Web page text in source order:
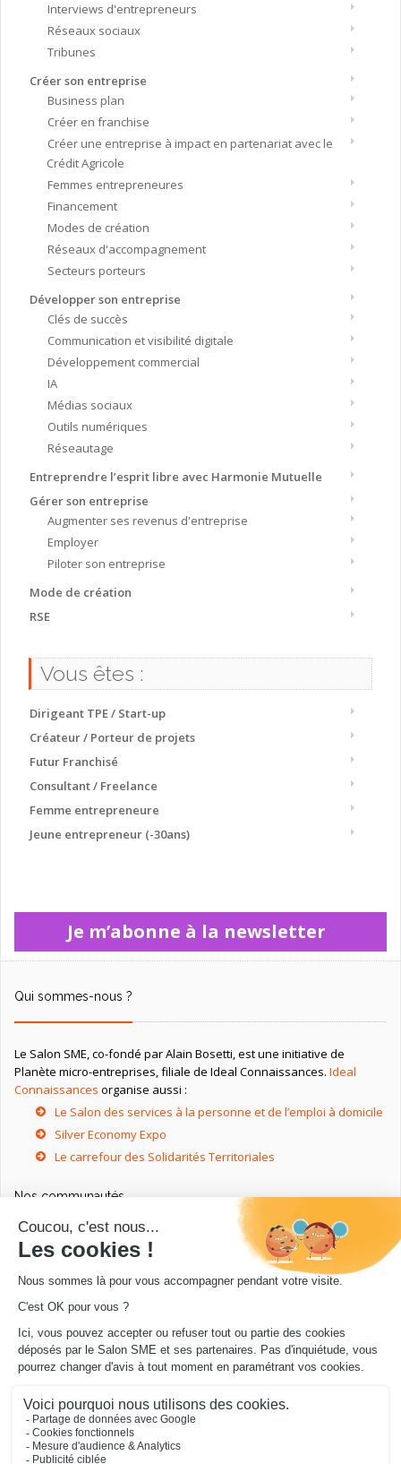
Interviews d'entrepreneurs
Réseaux sociaux
Tribunes
Créer son entreprise
Business plan
Créer en franchise
Créer une entreprise à impact en partenariat avec le
Crédit Agricole
Femmes entrepreneures
Financement
Modes de création
Réseaux d'accompagnement
Secteurs porteurs
Développer son entreprise
Clés de succès
Communication et visibilité digitale
Développement commercial
IA
Médias sociaux
Outils numériques
Réseautage
Entreprendre l’esprit libre avec Harmonie Mutuelle
Gérer son entreprise
Augmenter ses revenus d'entreprise
Employer
Piloter son entreprise
Mode de création
RSE
Vous êtes :
Dirigeant TPE / Start-up
Créateur / Porteur de projets
Futur Franchisé
Consultant / Freelance
Femme entrepreneure
Jeune entrepreneur (-30ans)
Je m’abonne à la newsletter
Qui sommes-nous ?
Le Salon SME, co-fondé par Alain Bosetti, est une initiative de
Planète micro-entreprises, filiale de Ideal Connaissances. Ideal
Connaissances organise aussi :
Le Salon des services à la personne et de l’emploi à domicile
Silver Economy Expo
Le carrefour des Solidarités Territoriales
Nos communautés
Ressources utiles
Livres utiles pour les entrepreneurs
Sites utiles pour les entrepreneurs
Conseils pour votre entreprise/microentreprise